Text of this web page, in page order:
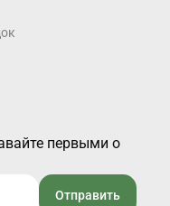
первыми о
Отправить